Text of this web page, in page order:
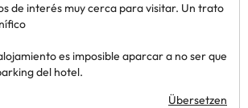
de interés muy cerca para visitar. Un trato
es imposible aparcar a no ser que
del hotel.
Übersetzen